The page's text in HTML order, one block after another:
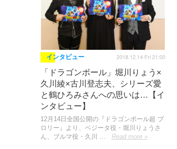
インタビュー 2018.12.14 Fri 21:00
「ドラゴンボール」堀川りょう×
久川綾×古川登志夫、シリーズ愛
と鶴ひろみさんへの思いは…【イ
ンタビュー】
12月14日全国公開の『ドラゴンボール超 ブ
ロリー』より、ベジータ役・堀川りょうさ
ん、ブルマ役・久川 …
Read more »